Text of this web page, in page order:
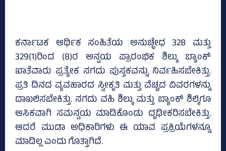
ಕರ್ನಾಟಕ ಆರ್ಥಿಕ ಸಂಹಿತೆಯ ಅನುಚ್ಛೇಧ 328 ಮತ್ತು
329(1)ರಿಂದ (8)ರ ಅನ್ವಯ ಪ್ರಾರಂಭಿಕ ಶಿಲ್ಕು ಬ್ಯಾಂಕ್‌
ಖಾತೆವಾರು ಪ್ರತ್ಯೇಕ ನಗದು ಪುಸ್ತಕವನ್ನು ನಿರ್ವಹಿಸಬೇಕಿತ್ತು.
ಪ್ರತಿ ದಿನದ ವ್ಯವಹಾರದ ಸ್ವೀಕೃತಿ ಮತ್ತು ವೆಚ್ಚದ ವಿವರಗಳನ್ನು
ದಾಖಲಿಸಬೇಕಿತ್ತು. ನಗದು ವಹಿ ಶಿಲ್ಕು ಮತ್ತು ಬ್ಯಾಂಕ್‌ ಶಿಲ್ಕಿಗೂ
ಆಸಿಕವಾಗಿ ಸಮನ್ವಯ ಮಾಡಿಕೊಂಡು ದೃಢೀಕರಿಸಬೇಕಿತ್ತು.
ಆದರೆ ಮುಡಾ ಅಧಿಕಾರಿಗಳು ಈ ಯಾವ ಪ್ರಕ್ರಿಯೆಗಳನ್ನೂ
ಮಾಡಿಲ್ಲ ಎಂದು ಗೊತ್ತಾಗಿದೆ.